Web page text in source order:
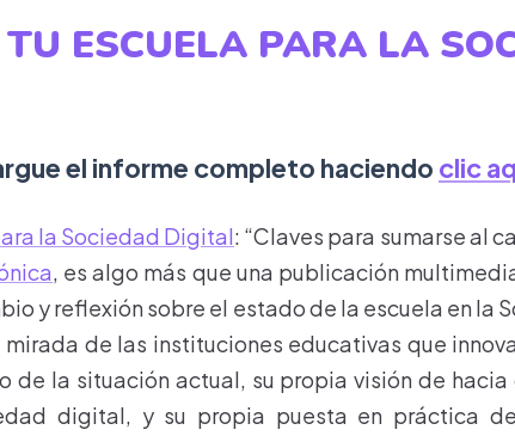
ESCUELA PARA LA
el informe completo haciendo clic
la Sociedad Digital: “Claves para sumarse al
, es algo más que una publicación
y reflexión sobre el estado de la escuela en la
de las instituciones educativas que
de la situación actual, su propia visión de
digital, y su propia puesta en práctica